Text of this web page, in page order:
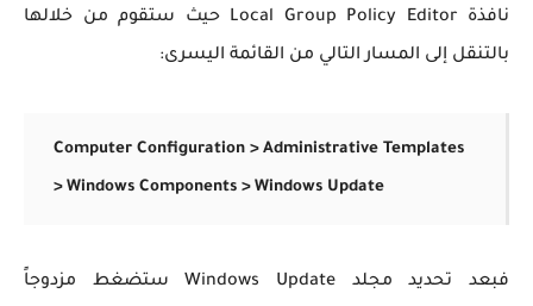
نافذة
Local Group Policy Editor حيث ستقوم من خلالها
بالتنقل إلى المسار التالي من القائمة اليسرى:
Computer Configuration > Administrative Templates
> Windows Components > Windows Update
فبعد تحديد مجلد Windows Update ستضغط مزدوجاً